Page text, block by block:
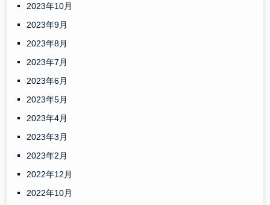
2023年10月
2023年9月
2023年8月
2023年7月
2023年6月
2023年5月
2023年4月
2023年3月
2023年2月
2022年12月
2022年10月